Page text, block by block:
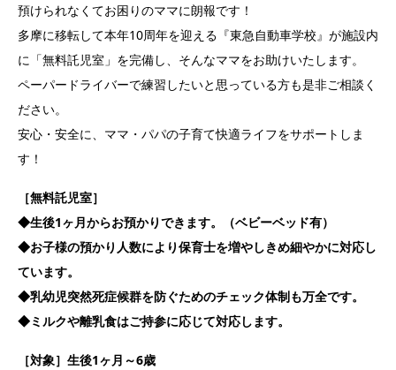
預けられなくてお困りのママに朗報です！
多摩に移転して本年10周年を迎える『東急自動車学校』が施設内
に「無料託児室」を完備し、そんなママをお助けいたします。
ペーパードライバーで練習したいと思っている方も是非ご相談く
ださい。
安心・安全に、ママ・パパの子育て快適ライフをサポートしま
す！
［無料託児室］
◆生後1ヶ月からお預かりできます。（ベビーベッド有）
◆お子様の預かり人数により保育士を増やしきめ細やかに対応し
ています。
◆乳幼児突然死症候群を防ぐためのチェック体制も万全です。
◆ミルクや離乳食はご持参に応じて対応します。
［対象］生後1ヶ月～6歳